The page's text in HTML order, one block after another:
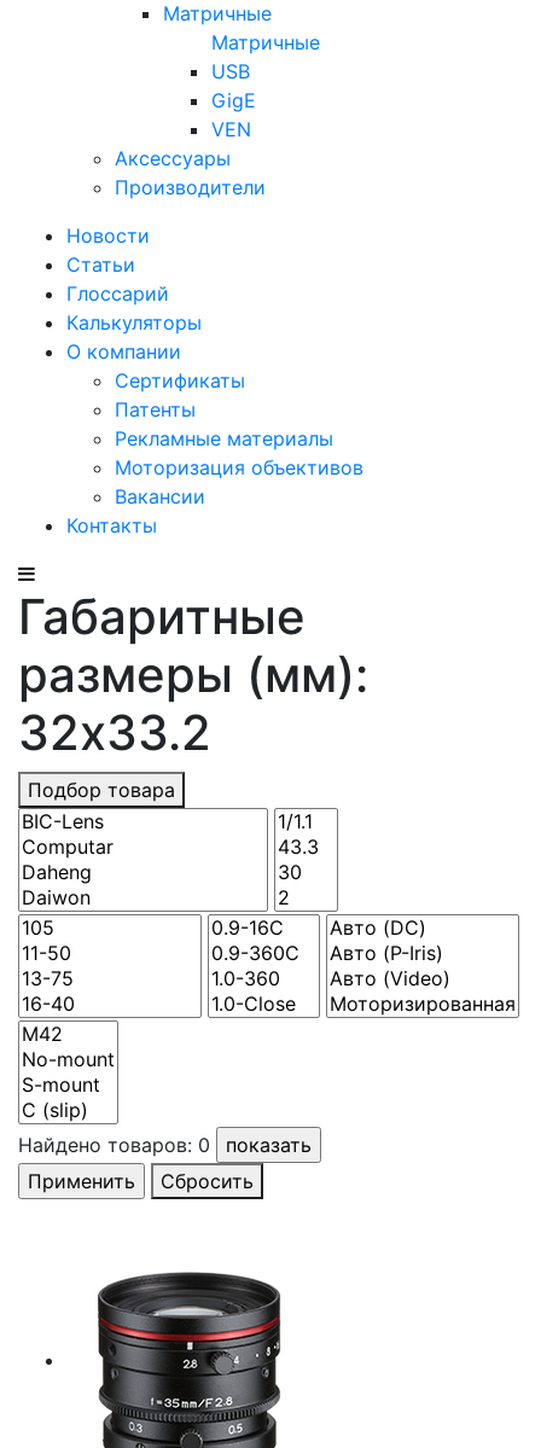
Матричные
Матричные
USB
GigE
VEN
Аксессуары
Производители
Новости
Статьи
Глоссарий
Калькуляторы
О компании
Сертификаты
Патенты
Рекламные материалы
Моторизация объективов
Вакансии
Контакты
Габаритные
размеры (мм):
32x33.2
Подбор товара
Найдено товаров: 0
Сбросить